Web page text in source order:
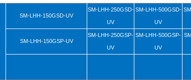
SM-LHH-150GSD-UV
SM-LHH-250GSD-
UV
SM-LHH-500GSD-
UV
SM-LHH-150GSP-UV
SM-LHH-250GSP-
UV
SM-LHH-500GSP-
UV